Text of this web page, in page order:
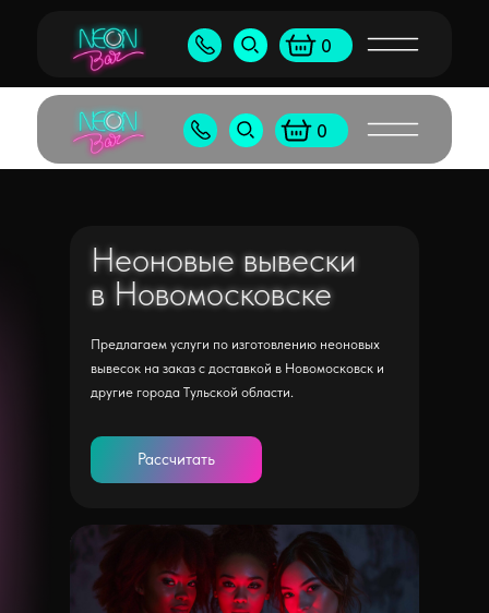
0
+7 (905) 538-80-50
+7 (495) 065-55-96
0
Неоновые вывески
в Новомосковске
Предлагаем услуги по изготовлению неоновых
вывесок на заказ с доставкой в Новомосковск и
другие города Тульской области.
Рассчитать
Неоновые вывески
в Новомосковске